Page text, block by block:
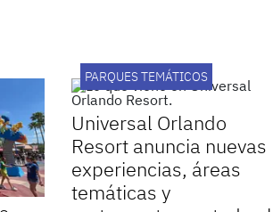
PARQUES TEMÁTICOS
Universal Orlando
Resort anuncia nuevas
experiencias, áreas
temáticas y